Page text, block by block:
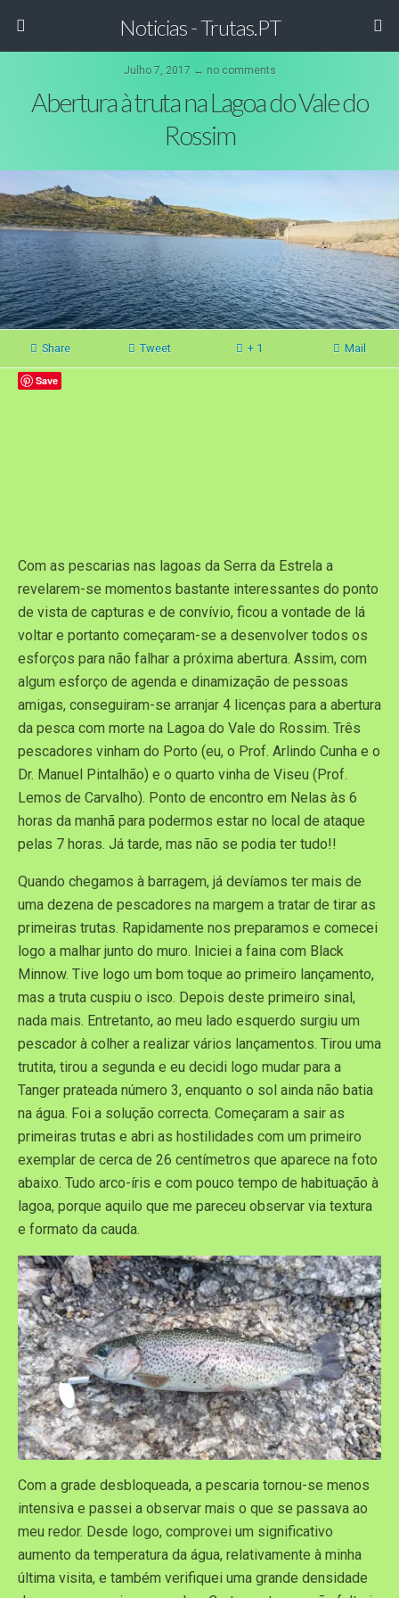
Noticias - Trutas.PT
Julho 7, 2017 ↔ no comments
Abertura à truta na Lagoa do Vale do
Rossim
Share Tweet + 1 Mail
Save
Com as pescarias nas lagoas da Serra da Estrela a
revelarem-se momentos bastante interessantes do ponto
de vista de capturas e de convívio, ficou a vontade de lá
voltar e portanto começaram-se a desenvolver todos os
esforços para não falhar a próxima abertura. Assim, com
algum esforço de agenda e dinamização de pessoas
amigas, conseguiram-se arranjar 4 licenças para a abertura
da pesca com morte na Lagoa do Vale do Rossim. Três
pescadores vinham do Porto (eu, o Prof. Arlindo Cunha e o
Dr. Manuel Pintalhão) e o quarto vinha de Viseu (Prof.
Lemos de Carvalho). Ponto de encontro em Nelas às 6
horas da manhã para podermos estar no local de ataque
pelas 7 horas. Já tarde, mas não se podia ter tudo!!
Quando chegamos à barragem, já devíamos ter mais de
uma dezena de pescadores na margem a tratar de tirar as
primeiras trutas. Rapidamente nos preparamos e comecei
logo a malhar junto do muro. Iniciei a faina com Black
Minnow. Tive logo um bom toque ao primeiro lançamento,
mas a truta cuspiu o isco. Depois deste primeiro sinal,
nada mais. Entretanto, ao meu lado esquerdo surgiu um
pescador à colher a realizar vários lançamentos. Tirou uma
trutita, tirou a segunda e eu decidi logo mudar para a
Tanger prateada número 3, enquanto o sol ainda não batia
na água. Foi a solução correcta. Começaram a sair as
primeiras trutas e abri as hostilidades com um primeiro
exemplar de cerca de 26 centímetros que aparece na foto
abaixo. Tudo arco-íris e com pouco tempo de habituação à
lagoa, porque aquilo que me pareceu observar via textura
e formato da cauda.
Com a grade desbloqueada, a pescaria tornou-se menos
intensiva e passei a observar mais o que se passava ao
meu redor. Desde logo, comprovei um significativo
aumento da temperatura da água, relativamente à minha
última visita, e também verifiquei uma grande densidade